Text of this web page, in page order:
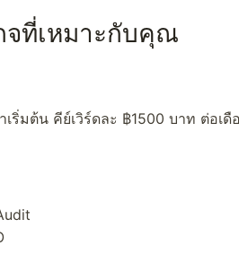
จที่เหมาะกับคุณ
เริ่มต้น คีย์เวิร์ดละ ฿1500 บาท ต่อเดื